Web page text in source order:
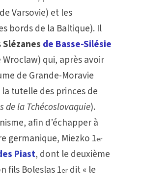
Varsovie) et les
bords de la Baltique). Il
Slézanes de Basse-Silésie
qui, après avoir
de Grande-Moravie
tutelle des princes de
de la Tchécoslovaquie).
afin d’échapper à
germanique, Miezko 1er
Piast, dont le deuxième
fils Boleslas 1er dit « le